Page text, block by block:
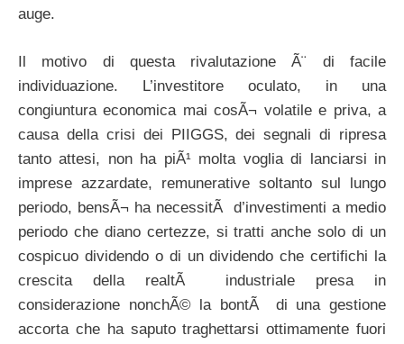
auge.
Il motivo di questa rivalutazione Ã¨ di facile
individuazione. L’investitore oculato, in una
congiuntura economica mai cosÃ¬ volatile e priva, a
causa della crisi dei PIIGGS, dei segnali di ripresa
tanto attesi, non ha piÃ¹ molta voglia di lanciarsi in
imprese azzardate, remunerative soltanto sul lungo
periodo, bensÃ¬ ha necessitÃ d’investimenti a medio
periodo che diano certezze, si tratti anche solo di un
cospicuo dividendo o di un dividendo che certifichi la
crescita della realtÃ industriale presa in
considerazione nonchÃ© la bontÃ di una gestione
accorta che ha saputo traghettarsi ottimamente fuori